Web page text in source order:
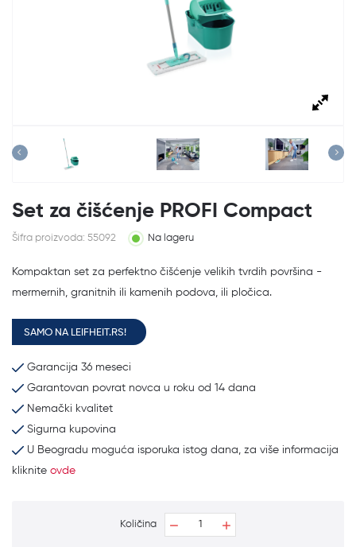
Set za čišćenje PROFI Compact
Šifra proizvoda: 55092 Na lageru
Kompaktan set za perfektno čišćenje velikih tvrdih površina -
mermernih, granitnih ili kamenih podova, ili pločica.
SAMO NA LEIFHEIT.RS!
Garancija 36 meseci
Garantovan povrat novca u roku od 14 dana
Nemački kvalitet
Sigurna kupovina
U Beogradu moguća isporuka istog dana, za više informacija
kliknite ovde
Količina